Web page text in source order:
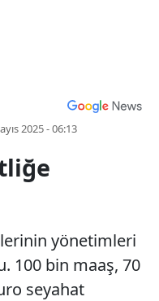
2025 - 06:13
yönetimleri
100 bin maaş, 70
seyahat